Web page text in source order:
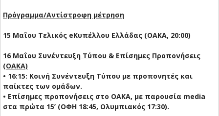
Πρόγραμμα/Αντίστροφη μέτρηση
15 Μαΐου Τελικός eΚυπέλλου Ελλάδας (ΟΑΚΑ, 20:00)
16 Μαΐου Συνέντευξη Τύπου & Επίσημες Προπονήσεις
(ΟΑΚΑ)
• 16:15: Κοινή Συνέντευξη Τύπου με προπονητές και
παίκτες των ομάδων.
• Επίσημες προπονήσεις στο ΟΑΚΑ, με παρουσία media
στα πρώτα 15’ (ΟΦΗ 18:45, Ολυμπιακός 17:30).